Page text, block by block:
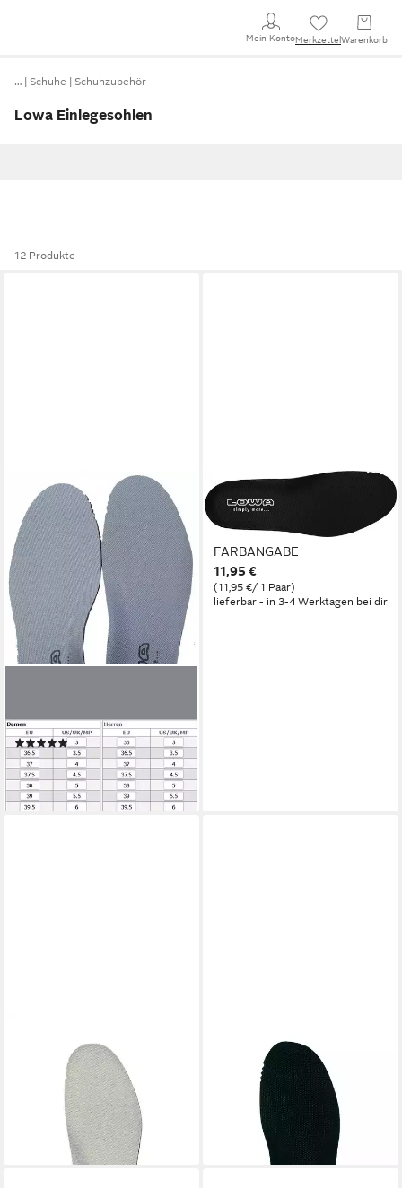
Mein KontoMerkzettel Warenkorb
… Schuhe Schuhzubehör
Lowa Einlegesohlen
12 Produkte
Lowa
(5)
11,95 €
(11,95 €/ 1 Paar)
lieferbar - in 3-4 Werktagen bei dir
LOWA
Einlegesohlen FUSSBETT
ATS MEN OHNE
FARBANGABE
11,95 €
(11,95 €/ 1 Paar)
lieferbar - in 3-4 Werktagen bei dir
Fußbetteinlage Fußbett ATS
Lady - sportlich, dynamisch
und komfortabel
(11,95 €/ 1 Paar)
lieferbar - in 3-4 Werktagen bei dir
Einlegesohlen Fußbett
Mountain Lady - Bequem bis
zum Gipfel
(11,95 €/ 1 Paar)
lieferbar - in 3-4 Werktagen bei dir